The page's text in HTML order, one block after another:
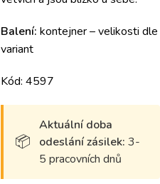
Balení: kontejner – velikosti dle
variant
Kód: 4597
Aktuální doba
odeslání zásilek: 3-
5 pracovních dnů